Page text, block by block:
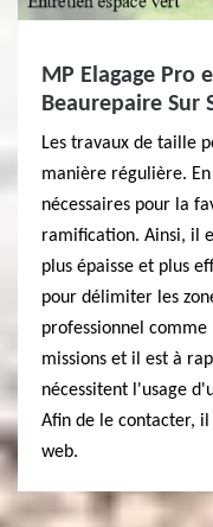
MP Elagage Pro
Beaurepaire Sur
Les travaux de taille
manière régulière.
nécessaires pour la
ramification. Ainsi, il
plus épaisse et plus
pour délimiter les
professionnel comme
missions et il est à
nécessitent l'usage
Afin de le contacter,
web.